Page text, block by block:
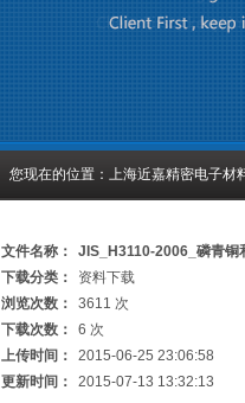
您现在的位置： 上海近嘉精密电子材
文件名称：
JIS_H3110-2006_磷青铜
下载分类：
资料下载
浏览次数：
3611 次
下载次数：
6 次
上传时间：
2015-06-25 23:06:58
更新时间：
2015-07-13 13:32:13